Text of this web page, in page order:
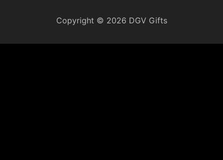
Copyright © 2026 DGV Gifts